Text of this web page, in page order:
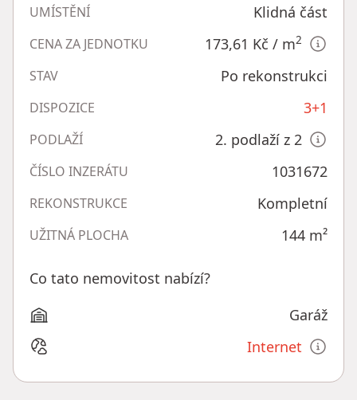
UMÍSTĚNÍ Klidná část
CENA ZA JEDNOTKU 173,61 Kč / m2
STAV Po rekonstrukci
DISPOZICE 3+1
PODLAŽÍ 2. podlaží z 2
ČÍSLO INZERÁTU 1031672
REKONSTRUKCE Kompletní
UŽITNÁ PLOCHA 144 m²
Co tato nemovitost nabízí?
Garáž
Internet